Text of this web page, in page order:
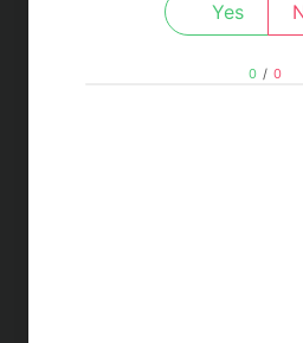
Yes
0 / 0